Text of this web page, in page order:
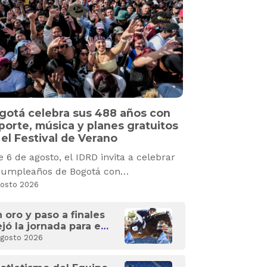
celebra sus 488 años con
música y planes gratuitos
Festival de Verano
6 de agosto, el IDRD invita a celebrar
de Bogotá con
deportivas, recreación,
2026
oro y paso a finales
la jornada para el
Bogotá en los
2026